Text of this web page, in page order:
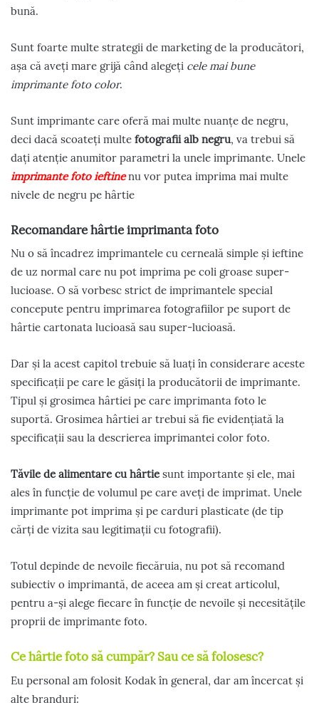
bună.
Sunt foarte multe strategii de marketing de la producători,
așa că aveți mare grijă când alegeți cele mai bune
imprimante foto color.
Sunt imprimante care oferă mai multe nuanțe de negru,
deci dacă scoateți multe fotografii alb negru, va trebui să
dați atenție anumitor parametri la unele imprimante. Unele
imprimante foto ieftinenu vor putea imprima mai multe
nivele de negru pe hârtie
Recomandare hârtie imprimanta foto
Nu o să încadrez imprimantele cu cerneală simple și ieftine
de uz normal care nu pot imprima pe coli groase super-
lucioase. O să vorbesc strict de imprimantele special
concepute pentru imprimarea fotografiilor pe suport de
hârtie cartonata lucioasă sau super-lucioasă.
Dar și la acest capitol trebuie să luați în considerare aceste
specificații pe care le găsiți la producătorii de imprimante.
Tipul și grosimea hârtiei pe care imprimanta foto le
suportă. Grosimea hârtiei ar trebui să fie evidențiată la
specificații sau la descrierea imprimantei color foto.
Tăvile de alimentare cu hârtie sunt importante și ele, mai
ales în funcție de volumul pe care aveți de imprimat. Unele
imprimante pot imprima și pe carduri plasticate (de tip
cărți de vizita sau legitimații cu fotografii).
Totul depinde de nevoile fiecăruia, nu pot să recomand
subiectiv o imprimantă, de aceea am și creat articolul,
pentru a-și alege fiecare în funcție de nevoile și necesitățile
proprii de imprimante foto.
Ce hârtie foto să cumpăr? Sau ce să folosesc?
Eu personal am folosit Kodak în general, dar am încercat și
alte branduri: